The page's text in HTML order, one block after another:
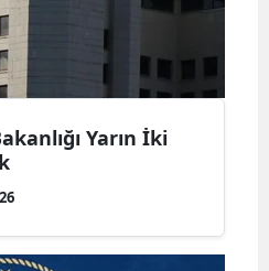
Yarın İki